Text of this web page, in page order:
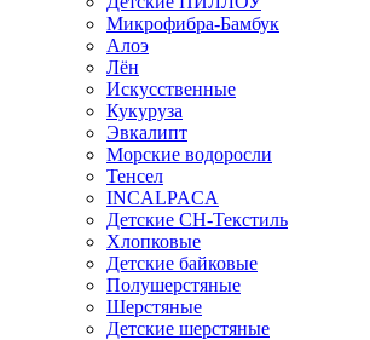
Микрофибра-Бамбук
Алоэ
Лён
Искусственные
Кукуруза
Эвкалипт
Морские водоросли
Тенсел
INCALPACA
Детские СН-Текстиль
Хлопковые
Детские байковые
Полушерстяные
Шерстяные
Детские шерстяные